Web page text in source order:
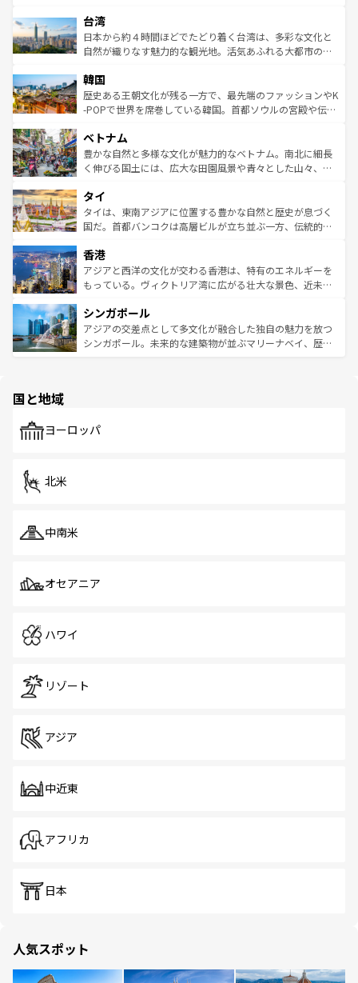
情報は
人々、おいしいローカルフードやハワイアンミュージッ
ク、伝統的なフラダンスなど、すべてがハワイの魅力を彩
っている。訪れるたびに新しい発見と感動が待っているハ
はコンテンツ一覧
リアリーフや大陸中央部にそびえるウルル（エアーズロッ
ク）、タスマニアの美しい原生林やケアンズの熱帯雨林な
ど、見どころがたくさん。また、カフェやワイン、オージ
いる。アクティビティも充実しており、サーフィンやダイ
ビング、ハイキングなど、アウトドア好きにはたまらな
い。オーストラリアの多彩な魅力を存分に味わいつくそ
参照してほしい。
台湾
日本から約４時間ほどでたどり着く台湾は、多彩な文化と
自然が織りなす魅力的な観光地。活気あふれる大都市の台
ン）、静ひつな山岳地帯である台湾東部など、都市の喧騒
と山間の静けさが共存しており、訪れる人に新しい発見と
驚きをもたらしてくれる。また、奥深い台湾の食文化も魅
容にもいいと評判のスイーツなど、バラエティ豊かな料理
が味わえる。 なお、新着の台湾情報は コンテンツ一覧を参
照してほしい。
韓国
歴史ある王朝文化が残る一方で、最先端のファッションやK
-POPで世界を席巻している韓国。首都ソウルの宮殿や伝統
き、地方に足を延ばせば四季折々の自然美を楽しむことが
できる。そして、キムチや焼肉、絶品のストリートフード
まで、さまざまな韓国料理が待っている。夜には、韓国な
リティに包まれながら、韓国の多彩な魅力を心ゆくまで味
わってみてほしい。 なお、新着の韓国情報はコンテンツ一
覧を参照してほしい。
ベトナム
豊かな自然と多様な文化が魅力的なベトナム。南北に細長
く伸びる国土には、広大な田園風景や青々とした山々、世
急速な発展と共に伝統が息づく。ハノイの古い町並みやホ
ーチミン市のフランス統治時代の建物も、独特の雰囲気を
醸し出している。また、バラエティの豊かさとおいしさで
とつ。フォーやバインミー、ベトナムコーヒーなどは、ぜ
ひ現地で味わいたい。どの地域を訪れてもあたたかい人々
が旅行者を迎えてくれるので、きっと忘れられない旅にな
参照してほしい。
タイ
タイは、東南アジアに位置する豊かな自然と歴史が息づく
国だ。首都バンコクは高層ビルが立ち並ぶ一方、伝統的な
の活気が交差している。北部ではチェンマイなどの山岳地
帯で自然と触れ合い、南部ではプーケットやクラビの美し
いビーチでリゾート気分を楽しむことができる。タイ料理
激する。気候は一年中温暖で、どの季節にも異なる楽しみ
が待っている。親しみやすいタイの人々、仏教を中心とし
た文化、そして多様な観光資源が、訪れる旅人を魅了し続
香港
アジアと西洋の文化が交わる香港は、特有のエネルギーを
もっている。ヴィクトリア湾に広がる壮大な景色、近未来
み、どこを訪れても感動するはず。観光スポットが密集し
ており、効率よく見どころを回れるのも魅力。息をのむよ
うな絶景から文化的な体験まで、香港を存分に楽しみ尽く
シンガポール
アジアの交差点として多文化が融合した独自の魅力を放つ
シンガポール。未来的な建築物が並ぶマリーナベイ、歴史
で、ホーカーズは地元の風情を楽しめる外せないスポット
国と地域
ヨーロッパ
北米
中南米
オセアニア
ハワイ
リゾート
アジア
中近東
アフリカ
日本
人気スポット